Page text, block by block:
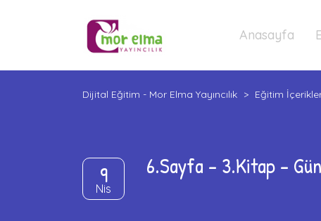
Anasayfa
Dijital Eğitim - Mor Elma Yayıncılık > Eğitim
9
Nis
6.Sayfa – 3.Kitap –